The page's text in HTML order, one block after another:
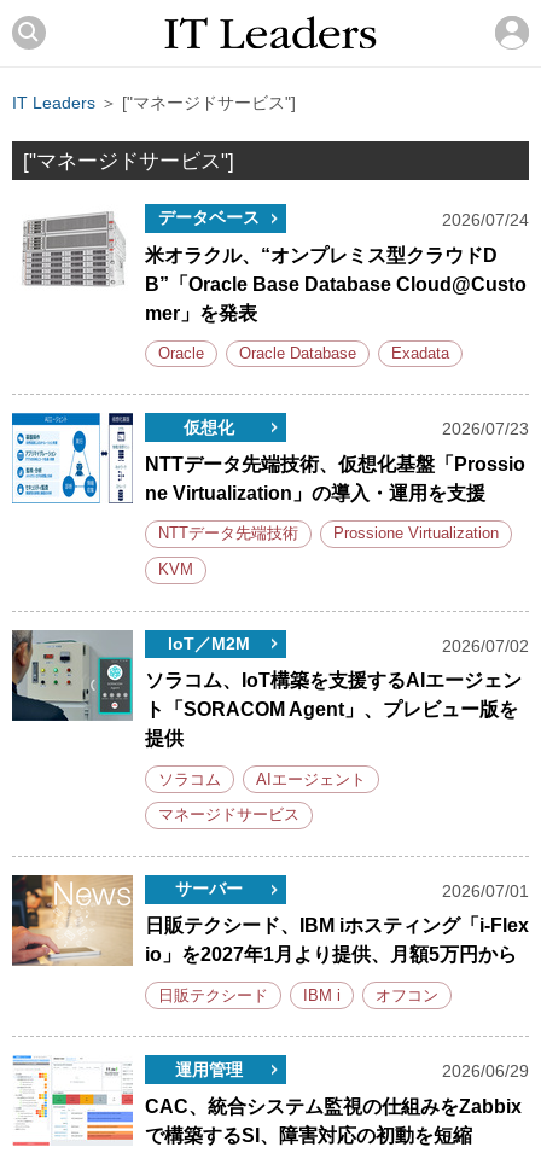
IT Leaders ＞ ["マネージドサービス"]
["マネージドサービス"]
データベース 2026/07/24
米オラクル、“オンプレミス型クラウドD
B”「Oracle Base Database Cloud@Custo
mer」を発表
Oracle Oracle Database Exadata
仮想化 2026/07/23
NTTデータ先端技術、仮想化基盤「Prossio
ne Virtualization」の導入・運用を支援
NTTデータ先端技術 Prossione Virtualization
KVM
IoT／M2M 2026/07/02
ソラコム、IoT構築を支援するAIエージェン
ト「SORACOM Agent」、プレビュー版を
提供
ソラコム AIエージェント
マネージドサービス
サーバー 2026/07/01
日販テクシード、IBM iホスティング「i-Flex
io」を2027年1月より提供、月額5万円から
日販テクシード IBM i オフコン
運用管理 2026/06/29
CAC、統合システム監視の仕組みをZabbix
で構築するSI、障害対応の初動を短縮